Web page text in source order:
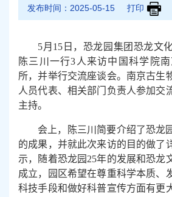
发布时间： 2025-05-15 打印
5月 15 日，恐龙园集团恐龙文
陈三川一行3 人来访中国科学院
所，并举行交流座谈会。南京古生
人员代表、相关部门负责人参加交
主持。
会上，陈三川简要介绍了恐龙
的成果，并就此次来访的目的做了
示，随着恐龙园 25年的发展和恐龙
成立，园区希望在尊重科学本质、
科技手段和做好科普宣传方面有更